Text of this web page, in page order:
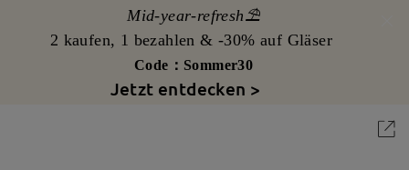
Mid-year-refresh⛱️
2 kaufen, 1 bezahlen & -30% auf Gläser
Code：Sommer30
Jetzt entdecken >